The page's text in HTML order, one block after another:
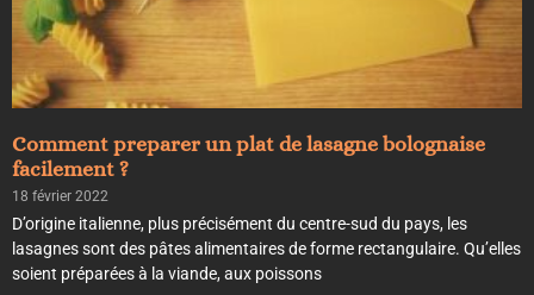
Comment preparer un plat de lasagne bolognaise
facilement ?
18 février 2022
D’origine italienne, plus précisément du centre-sud du pays, les
lasagnes sont des pâtes alimentaires de forme rectangulaire. Qu’elles
soient préparées à la viande, aux poissons